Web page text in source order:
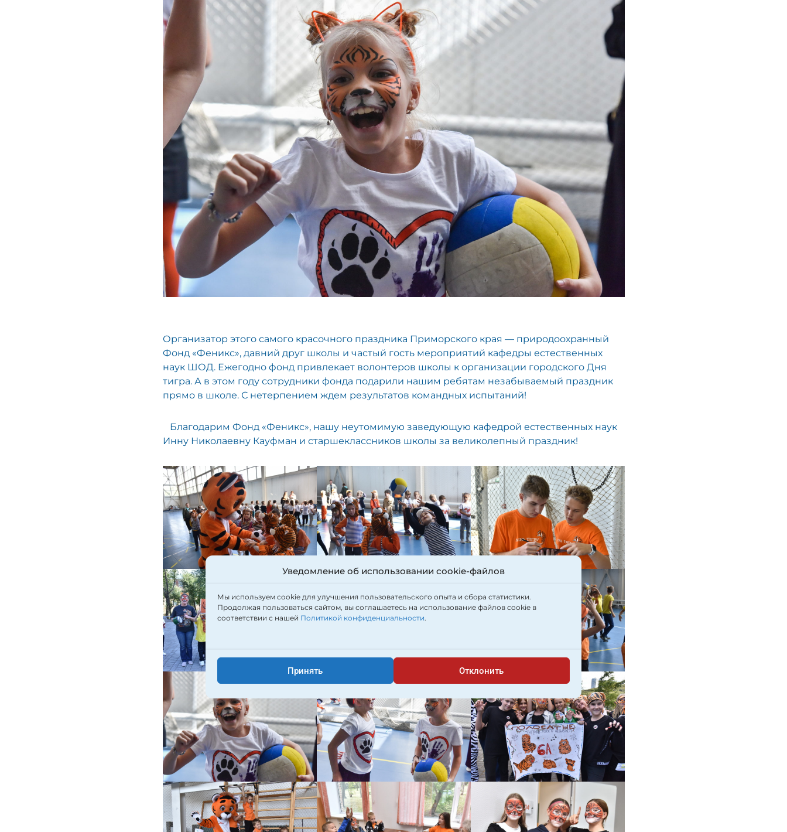
Уведомление об использовании cookie-файлов
Мы используем cookie для улучшения пользовательского опыта и сбора статистики.
Продолжая пользоваться сайтом, вы соглашаетесь на использование файлов cookie в
соответствии с нашей Политикой конфиденциальности.
Принять Отклонить
Организатор этого самого красочного праздника Приморского края — природоохранный
Фонд «Феникс», давний друг школы и частый гость мероприятий кафедры естественных
наук ШОД. Ежегодно фонд привлекает волонтеров школы к организации городского Дня
тигра. А в этом году сотрудники фонда подарили нашим ребятам незабываемый праздник
прямо в школе. С нетерпением ждем результатов командных испытаний!
⠀Благодарим Фонд «Феникс», нашу неутомимую заведующую кафедрой естественных наук
Инну Николаевну Кауфман и старшеклассников школы за великолепный праздник!